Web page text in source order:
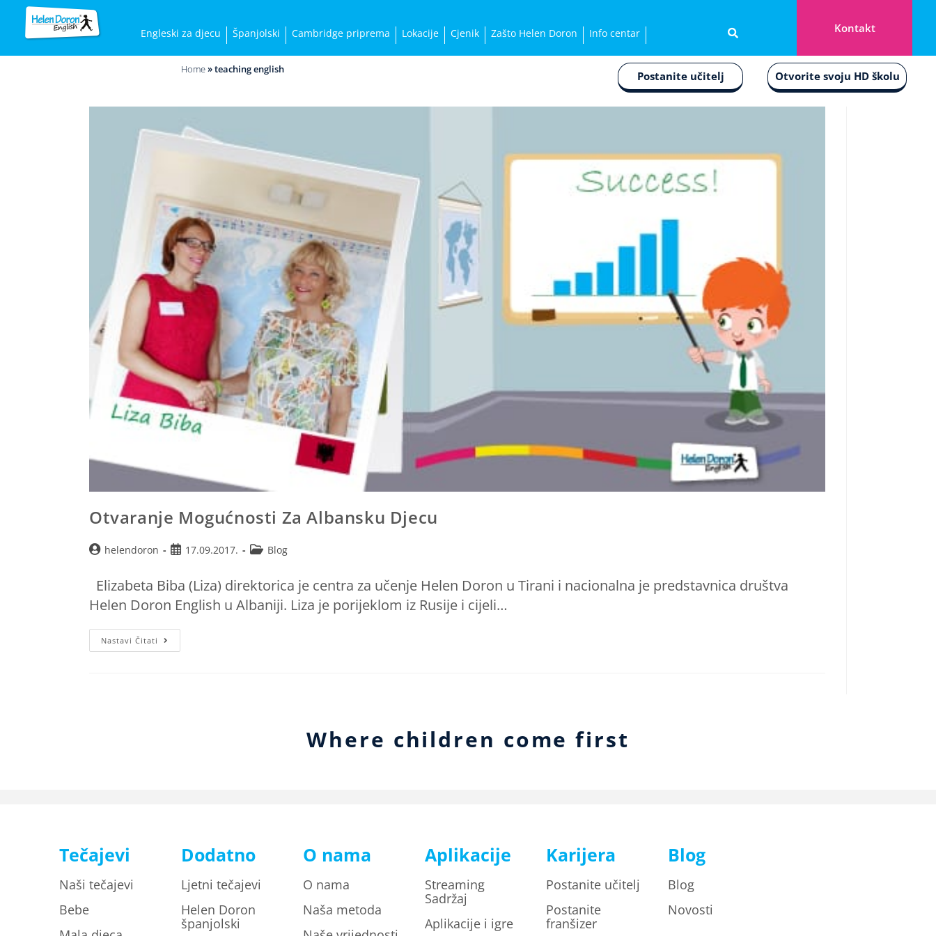
Engleski za djecu Španjolski Cambridge priprema Lokacije Cjenik Zašto Helen Doron Info centar Kontakt
Home»teaching english Postanite učitelj Otvorite svoju HD školu
Otvaranje Mogućnosti Za Albansku Djecu
helendoron 17.09.2017. Blog
Elizabeta Biba (Liza) direktorica je centra za učenje Helen Doron u Tirani i nacionalna je predstavnica društva
Helen Doron English u Albaniji. Liza je porijeklom iz Rusije i cijeli…
Nastavi Čitati
Where children come first
Tečajevi
Naši tečajevi
Bebe
Dodatno
Ljetni tečajevi
Helen Doron
španjolski
O nama
O nama
Naša metoda
Aplikacije
Streaming
Sadržaj
Aplikacije i igre
Karijera
Postanite učitelj
Postanite
franšizer
Blog
Blog
Novosti